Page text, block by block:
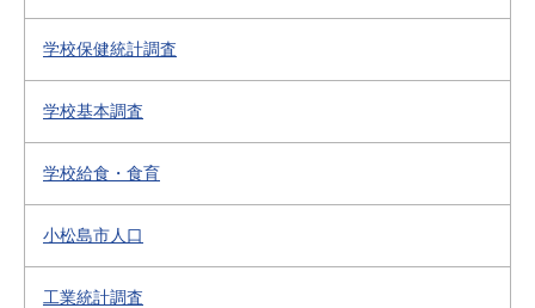
学校保健統計調査
学校基本調査
学校給食・食育
小松島市人口
工業統計調査